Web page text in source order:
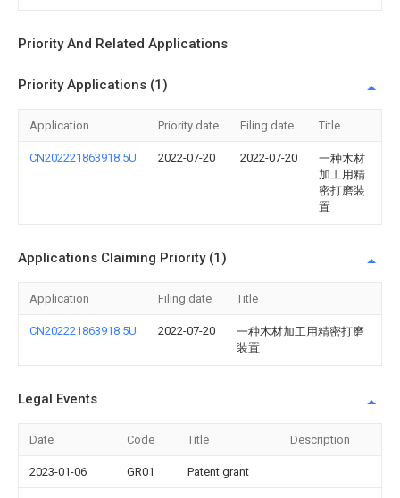
Priority And Related Applications
Priority Applications (1)
Application Priority date Filing date Title
CN202221863918.5U 2022-07-20 2022-07-20
一种木材
加工用精
密打磨装
置
Applications Claiming Priority (1)
Application Filing date Title
CN202221863918.5U 2022-07-20
一种木材加工用精密打磨
装置
Legal Events
Date Code Title Description
2023-01-06 GR01 Patent grant